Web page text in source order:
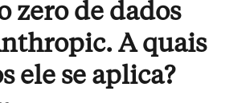
zero de dados
A quais
ele se aplica?